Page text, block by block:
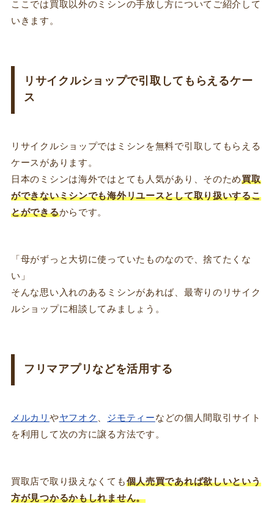
ここでは買取以外のミシンの手放し方についてご紹介して
いきます。
リサイクルショップで引取してもらえるケー
ス
リサイクルショップではミシンを無料で引取してもらえる
ケースがあります。
日本のミシンは海外ではとても人気があり、そのため買取
ができないミシンでも海外リユースとして取り扱いするこ
とができるからです。
「母がずっと大切に使っていたものなので、捨てたくな
い」
そんな思い入れのあるミシンがあれば、最寄りのリサイク
ルショップに相談してみましょう。
フリマアプリなどを活用する
メルカリ やヤフオク ジモティー などの個人間取引サイト
を利用して次の方に譲る方法です。
買取店で取り扱えなくても 個人売買であれば欲しいという
方が見つかるかもしれません。